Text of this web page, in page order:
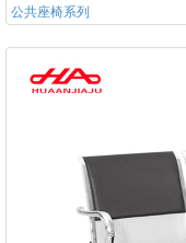
公共座椅系列